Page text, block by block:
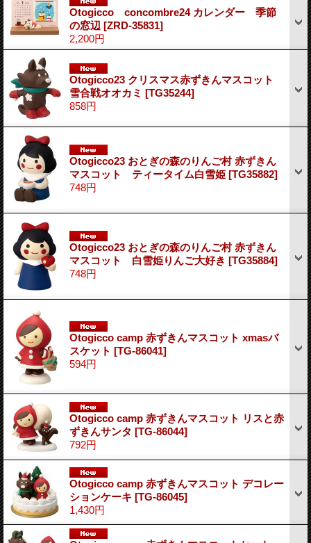
Otogicco concombre24 カレンダー 季節
の窓辺 [ZRD-35831]
2,200円
Otogicco23 クリスマス赤ずきんマスコット
雪合戦オオカミ [TG35244]
858円
Otogicco23 おとぎの森のりんご村 赤ずきん
マスコット ティータイム白雪姫 [TG35882]
748円
Otogicco23 おとぎの森のりんご村 赤ずきん
マスコット 白雪姫りんご大好き [TG35884]
748円
Otogicco camp 赤ずきんマスコット xmasバ
スケット [TG-86041]
594円
Otogicco camp 赤ずきんマスコット リスと赤
ずきんサンタ [TG-86044]
792円
Otogicco camp 赤ずきんマスコット デコレー
ションケーキ [TG-86045]
1,430円